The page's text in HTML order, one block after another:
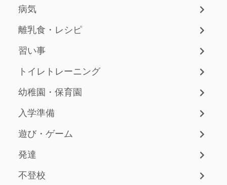
病気
離乳食・レシピ
習い事
トイレトレーニング
幼稚園・保育園
入学準備
遊び・ゲーム
発達
不登校